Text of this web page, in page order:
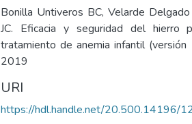
Bonilla Untiveros BC, Velarde
JC. Eficacia y seguridad del hierro
tratamiento de anemia infantil
2019
URI
https://hdl.handle.net/20.500.14196/